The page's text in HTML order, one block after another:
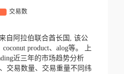
自阿拉伯联合酋长国, 该公
product、alog等。
上
近三年的市场趋势分析
交易数量、交易重量不同纬